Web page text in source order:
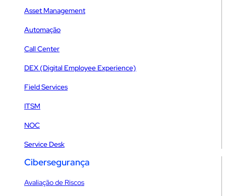
Asset Management
Automação
Call Center
DEX (Digital Employee Experience)
Field Services
ITSM
NOC
Service Desk
Cibersegurança
Avaliação de Riscos